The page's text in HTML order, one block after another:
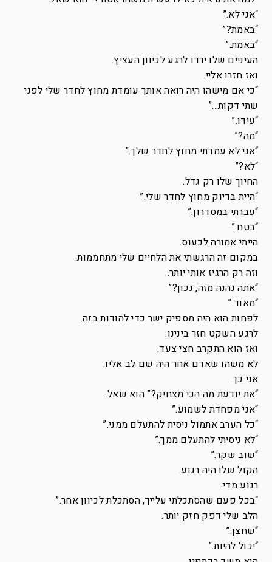
“אני לא.”
“באמת?”
“באמת.”
העיניים שלו ירדו לרגע לכיוון העציץ.
ואז חזרו אליי.
“כי אם מישהו היה רואה אותך עומדת מחוץ לחדר שלי לפני
שתי דקות…”
“עידו.”
“מה?”
“אני לא עמדתי מחוץ לחדר שלך.”
“לא?”
החיוך שלו רק גדל.
“היית בדיוק מחוץ לחדר שלי.”
“עברתי במסדרון.”
“בטח.”
הייתי אמורה לכעוס.
במקום זה הרגשתי את הלחיים שלי מתחממות.
וזה רק הרגיז אותי יותר.
“אתה נהנה מזה, נכון?”
“מאוד.”
לפחות הוא היה מספיק ישר כדי להודות בזה.
לרגע השקט חזר בינינו.
ואז הוא התקרב חצי צעד.
לא משהו שאדם אחר היה שם לב אליו.
אני כן.
“את יודעת מה הכי מצחיק?” הוא שאל.
“אני מפחדת לשמוע.”
“כל הערב אתמול ניסית להתעלם ממני.”
“לא ניסיתי להתעלם ממך.”
“שוב שקר.”
הקול שלו היה רגוע.
רגוע מדי.
“בכל פעם שהסתכלתי עלייך, הסתכלת לכיוון אחר.”
הלב שלי דפק חזק יותר.
“שחצן.”
“יכול להיות.”